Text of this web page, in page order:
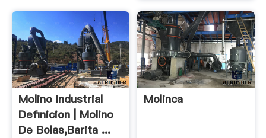
Molino Industrial
Definicion | Molino
De Bolas,Barita ...
Molinca